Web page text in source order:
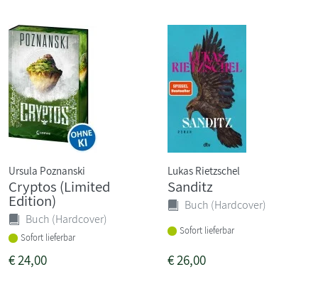
Ursula Poznanski
Cryptos (Limited
Edition)
Buch (Hardcover)
Sofort lieferbar
€24,00
Lukas Rietzschel
Sanditz
Buch (Hardcover)
Sofort lieferbar
€26,00